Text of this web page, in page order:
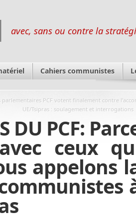
avec, sans ou contre la
Cahiers communistes
parlementaires PCF votent finalement contre
UE/Tsipras : soulagement et interrogations
DU PCF:
ceux
appelons